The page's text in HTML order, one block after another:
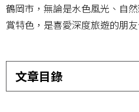
鶴岡市，無論是水色風光、自
賞特色，是喜愛深度旅遊的朋
文章目錄